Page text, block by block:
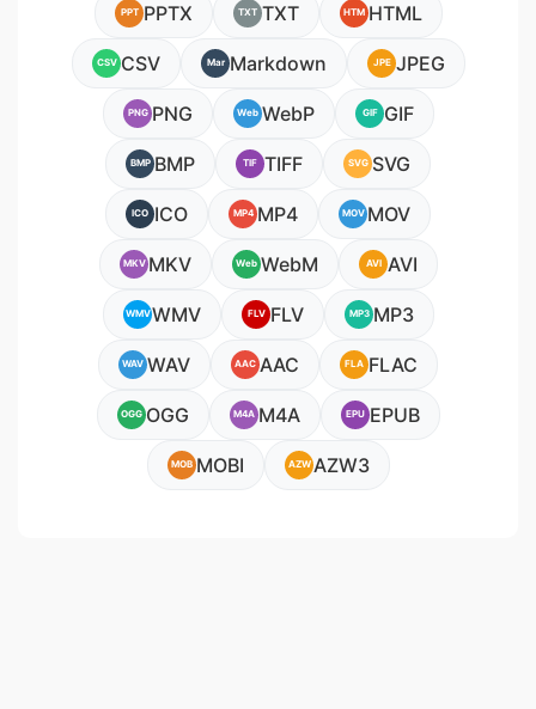
PPT PPTX TXT TXT HTM HTML
CSV CSV Mar Markdown JPE JPEG
PNG PNG Web WebP GIF GIF
BMP BMP TIF TIFF SVG SVG
ICO ICO MP4 MP4 MOV MOV
MKV MKV Web WebM AVI AVI
WMVWMV FLV FLV MP3 MP3
WAV WAV AAC AAC FLA FLAC
OGG OGG M4A M4A EPU EPUB
MOB MOBI AZWAZW3